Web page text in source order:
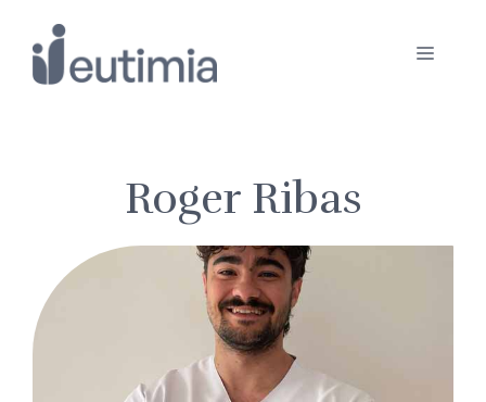
contenido
Menú
Roger Ribas